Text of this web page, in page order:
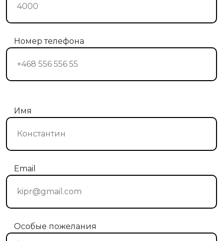
Номер телефона
Имя
Email
Особые пожелания